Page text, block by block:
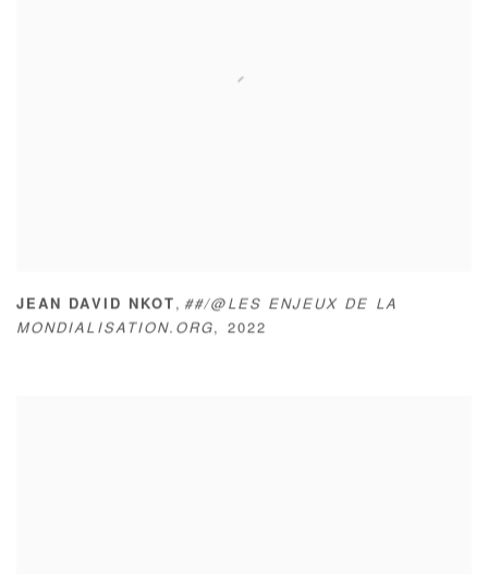
JEAN DAVID NKOT , ##/@LES ENJEUX DE LA
MONDIALISATION.ORG, 2022